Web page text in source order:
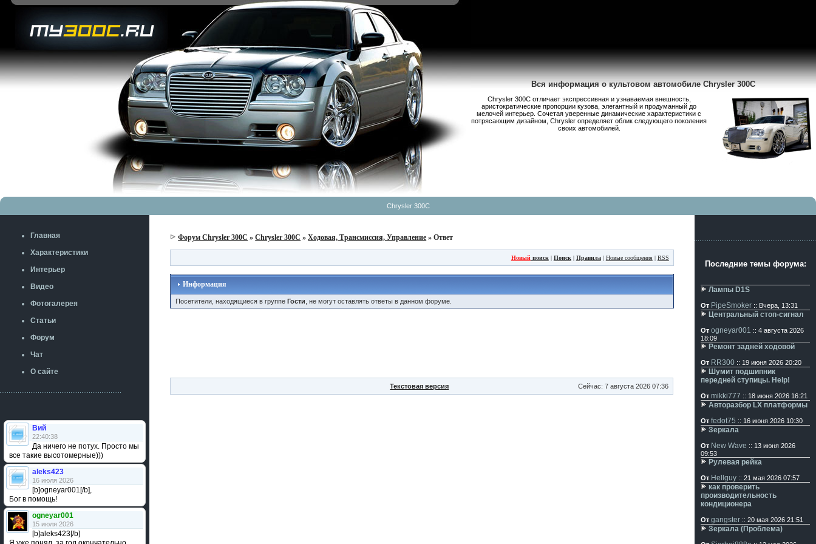
Вся информация о культовом автомобиле Chrysler 300C
Chrysler 300С отличает экспрессивная и узнаваемая внешность,
аристократические пропорции кузова, элегантный и продуманный до
мелочей интерьер. Сочетая уверенные динамические характеристики с
потрясающим дизайном, Chrysler определяет облик следующего поколения
своих автомобилей.
Chrysler 300C
Главная
Характеристики
Интерьер
Видео
Фотогалерея
Статьи
Форум
Чат
О сайте
Вий
22:40:38
Да ничего не потух. Просто мы
все такие высотомерные)))
aleks423
16 июля 2026
[b]ogneyar001[/b],
Бог в помощь!
ogneyar001
15 июля 2026
[b]aleks423[/b]
Форум Chrysler 300C »Chrysler 300C »Ходовая, Трансмиссия, Управление » Ответ
Новыйпоиск| Поиск| Правила| Новые сообщения| RSS
Информация
Посетители, находящиеся в группеГости , не могут оставлять ответы в данном форуме.
Текстовая версия Сейчас: 7 августа 2026 07:36
Последние темы форума:
Лампы D1S
От PipeSmoker :: Вчера, 13:31
Центральный стоп-сигнал
От ogneyar001 :: 4 августа 2026
18:09
Ремонт задней ходовой
От RR300 :: 19 июня 2026 20:20
Шумит подшипник
передней ступицы. Help!
От mikki777 :: 18 июня 2026 16:21
Авторазбор LX платформы
От fedot75 :: 16 июня 2026 10:30
Зеркала
От New Wave :: 13 июня 2026
09:53
Рулевая рейка
От Hellguy :: 21 мая 2026 07:57
как проверить
производительность
кондиционера
От gangster :: 20 мая 2026 21:51
Зеркала (Проблема)